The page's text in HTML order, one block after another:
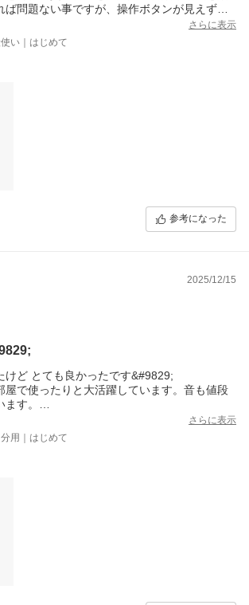
ば問題ない事ですが、操作ボタンが見えずら
など何か工夫されたデザインになれば更に良
購入してPCの臨場感を満喫しようと思いま
さらに表示
い｜はじめて
参考になった
2025/12/15
けど とても良かったです&#9829;
屋で使ったりと大活躍しています。音も値段
す。
さらに表示
用｜はじめて